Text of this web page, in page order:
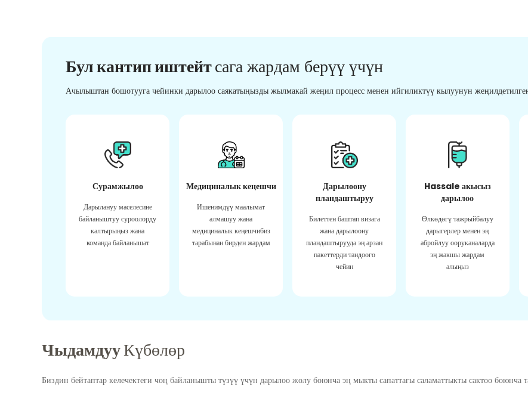
Бул кантип иштейтсага жардам берүү үчүн
Ачылыштан бошотууга чейинки дарылоо саякатыңызды жылмакай жеңил процесс менен ийгиликтүү кылуунун
Сурамжылоо
Дарылануу маселесине
байланыштуу суроолорду
калтырыңыз жана
команда байланышат
Медициналык кеңешчи
Ишенимдүү маалымат
алмашуу жана
медициналык кеңешчибиз
тарабынан бирден жардам
Дарылоону
пландаштыруу
Билеттен баштап визага
жана дарылоону
пландаштырууда эң арзан
пакеттерди тандоого
чейин
Hassale акысыз
дарылоо
Өлкөдөгү тажрыйбалуу
дарыгерлер менен эң
абройлуу ооруканаларда
эң жакшы жардам
алыңыз
ЧыдамдууКүбөлөр
Биздин бейтаптар келечектеги чоң байланышты түзүү үчүн дарылоо жолу боюнча эң мыкты сапаттагы саламаттыкты сактоо